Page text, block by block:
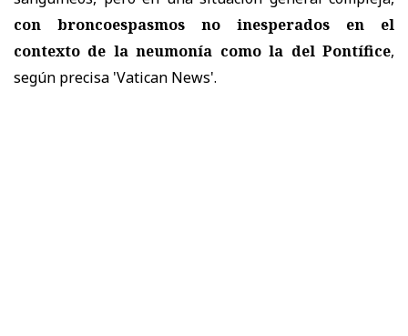
con broncoespasmos no inesperados en el
contexto de la neumonía como la del Pontífice,
según precisa 'Vatican News'.